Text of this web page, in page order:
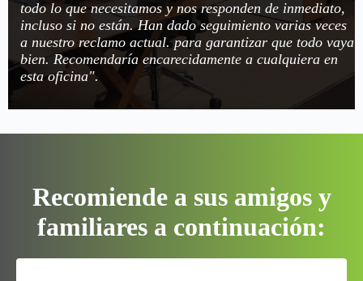
todo lo que necesitamos y nos responden de inmediato,
incluso si no están. Han dado seguimiento varias veces
a nuestro reclamo actual. para garantizar que todo vaya
bien. Recomendaría encarecidamente a cualquiera en
esta oficina".
Recomiende a sus amigos y
familiares a continuación: